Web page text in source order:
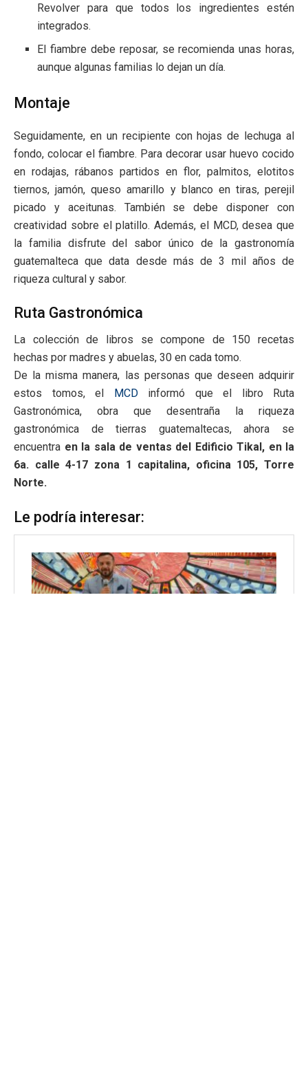
Revolver para que todos los ingredientes estén
integrados.
El fiambre debe reposar, se recomienda unas horas,
aunque algunas familias lo dejan un día.
Montaje
Seguidamente, en un recipiente con hojas de lechuga al
fondo, colocar el fiambre. Para decorar usar huevo cocido
en rodajas, rábanos partidos en flor, palmitos, elotitos
tiernos, jamón, queso amarillo y blanco en tiras, perejil
picado y aceitunas. También se debe disponer con
creatividad sobre el platillo. Además, el MCD, desea que
la familia disfrute del sabor único de la gastronomía
guatemalteca que data desde más de 3 mil años de
riqueza cultural y sabor.
Ruta Gastronómica
La colección de libros se compone de 150 recetas
hechas por madres y abuelas, 30 en cada tomo.
De la misma manera, las personas que deseen adquirir
estos tomos, el MCDinformó que el libro Ruta
Gastronómica, obra que desentraña la riqueza
gastronómica de tierras guatemaltecas, ahora se
encuentra en la sala de ventas del Edificio Tikal, en la
6a. calle 4-17 zona 1 capitalina, oficina 105, Torre
Norte.
Le podría interesar: